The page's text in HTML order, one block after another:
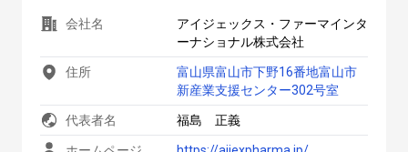
会社名
アイジェックス・ファーマインタ
ーナショナル株式会社
住所
富山県富山市下野16番地富山市
新産業支援センター302号室
代表者名 福島 正義